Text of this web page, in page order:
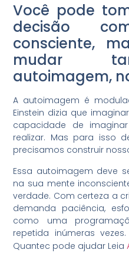
Você pode
decisão
consciente,
mudar
autoimagem,
A autoimagem é
Einstein dizia que
capacidade de
realizar. Mas para isso
precisamos construir
Essa autoimagem deve
na sua mente
verdade. Com certeza a
demanda paciência,
como uma
repetida inúmeras
Quantec pode ajudar Leia